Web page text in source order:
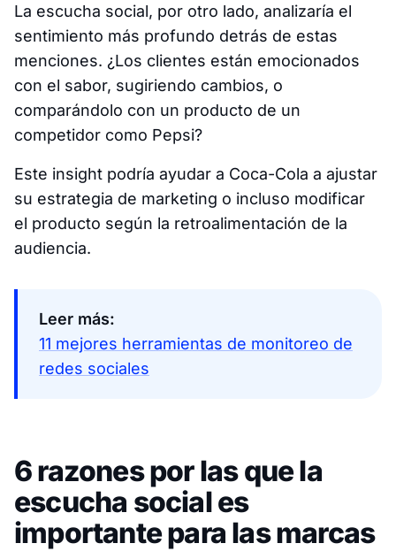
La escucha social, por otro lado, analizaría el
sentimiento más profundo detrás de estas
menciones. ¿Los clientes están emocionados
con el sabor, sugiriendo cambios, o
comparándolo con un producto de un
competidor como Pepsi?
Este insight podría ayudar a Coca-Cola a ajustar
su estrategia de marketing o incluso modificar
el producto según la retroalimentación de la
audiencia.
Leer más:
11 mejores herramientas de monitoreo de
redes sociales
6 razones por las que la
escucha social es
importante para las marcas